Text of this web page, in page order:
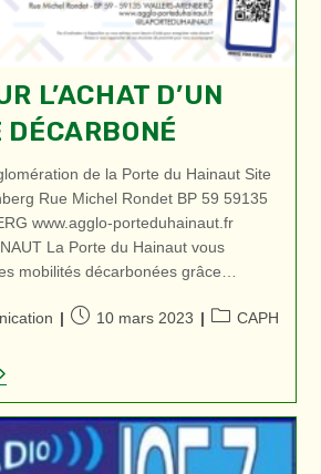
L’ACHAT D’UN
de la Porte du Hainaut Site
Rue Michel Rondet BP 59 59135
www.agglo-porteduhainaut.fr
La Porte du Hainaut vous
mobilités décarbonées grâce…
Publication
10 mars 2023
PostCAPH